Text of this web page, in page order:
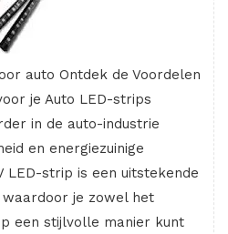
auto Ontdek de Voordelen
je Auto LED-strips
in de auto-industrie
en energiezuinige
LED-strip is een uitstekende
je zowel het
een stijlvolle manier kunt